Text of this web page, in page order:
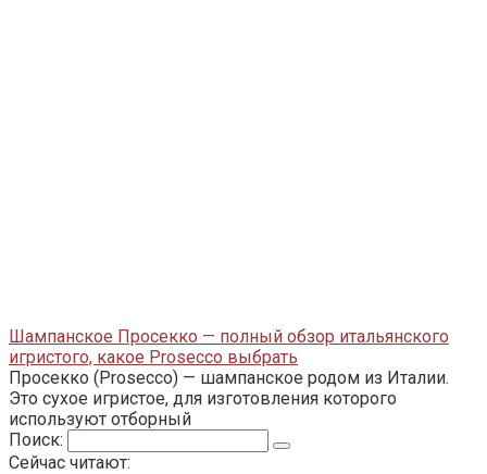
Шампанское Просекко — полный обзор итальянского
игристого, какое Prosecco выбрать
Просекко (Prosecco) — шампанское родом из Италии.
Это сухое игристое, для изготовления которого
используют отборный
Поиск:
Сейчас читают: